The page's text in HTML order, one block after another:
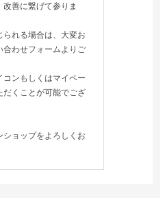
善に繋げて参りま
れる場合は、大変お
合わせフォームよりご
ンもしくはマイペー
だくことが可能でござ
ョップをよろしくお